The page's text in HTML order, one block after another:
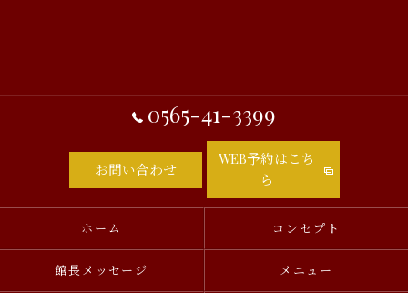
0565-41-3399
お問い合わせ
WEB予約はこち
ら
ホーム コンセプト
館長メッセージ メニュー